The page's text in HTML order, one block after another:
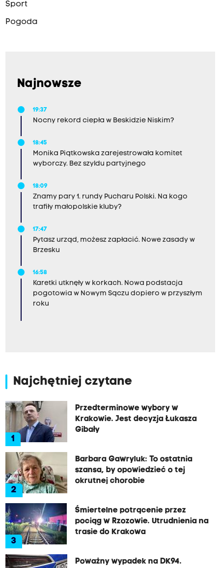
Sport
Pogoda
Najnowsze
19:37
Nocny rekord ciepła w Beskidzie Niskim?
18:45
Monika Piątkowska zarejestrowała komitet
wyborczy. Bez szyldu partyjnego
18:09
Znamy pary 1. rundy Pucharu Polski. Na kogo
trafiły małopolskie kluby?
17:47
Pytasz urząd, możesz zapłacić. Nowe zasady w
Brzesku
16:58
Karetki utknęły w korkach. Nowa podstacja
pogotowia w Nowym Sączu dopiero w przyszłym
roku
Najchętniej czytane
1
Przedterminowe wybory w
Krakowie. Jest decyzja Łukasza
Gibały
2
Barbara Gawryluk: To ostatnia
szansa, by opowiedzieć o tej
okrutnej chorobie
3
Śmiertelne potrącenie przez
pociąg w Rzozowie. Utrudnienia na
trasie do Krakowa
Poważny wypadek na DK94.